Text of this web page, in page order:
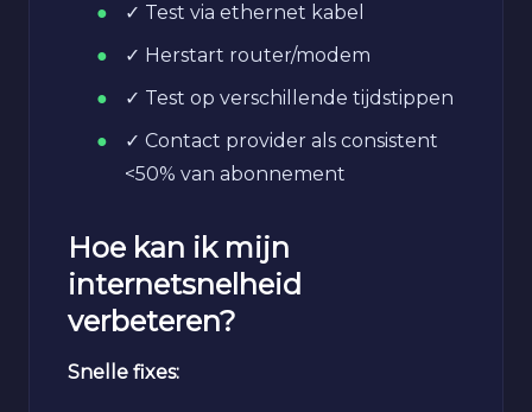
✓ Test via ethernet kabel
✓ Herstart router/modem
✓ Test op verschillende tijdstippen
✓ Contact provider als consistent
<50% van abonnement
Hoe kan ik mijn
internetsnelheid
verbeteren?
Snelle fixes: